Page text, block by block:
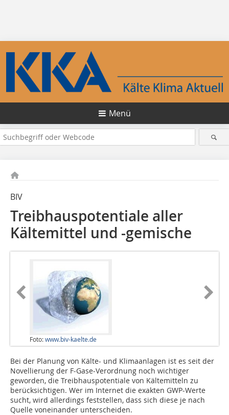
Menü
BIV
Treibhauspotentiale aller
Kältemittel und -gemische
Foto:www.biv-kaelte.de
Bei der Planung von Kälte- und Klimaanlagen ist es seit der
Novellierung der F-Gase-Verordnung noch wichtiger
geworden, die Treibhauspotentiale von Kältemitteln zu
berücksichtigen. Wer im Internet die exakten GWP-Werte
sucht, wird allerdings feststellen, dass sich diese je nach
Quelle voneinander unterscheiden.